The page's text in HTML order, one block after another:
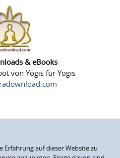
& eBooks
von Yogis für Yogis
Erfahrung auf dieser Website zu